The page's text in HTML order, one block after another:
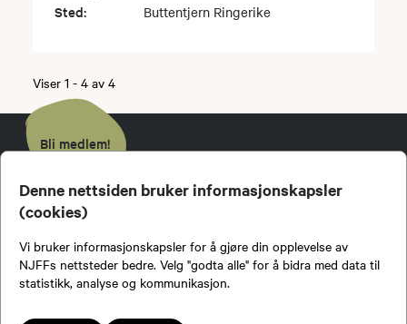
Denne nettsiden bruker informasjonskapsler
(cookies)
Vi bruker informasjonskapsler for å gjøre din opplevelse av
NJFFs nettsteder bedre. Velg "godta alle" for å bidra med data til
statistikk, analyse og kommunikasjon.
Sted: Buttentjern Ringerike
Viser 1 - 4 av 4
Bli medlem!
NJFF
Kontakt administrasjonen